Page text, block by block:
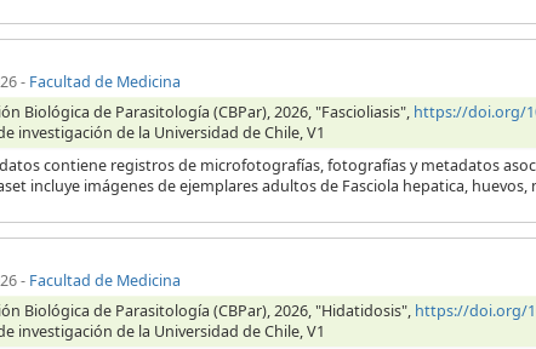
- Facultad de Medicina
Biológica de Parasitología (CBPar), 2026, "Fascioliasis", https://doi.org/
investigación de la Universidad de Chile, V1
contiene registros de microfotografías, fotografías y metadatos
incluye imágenes de ejemplares adultos de Fasciola hepatica,
- Facultad de Medicina
Biológica de Parasitología (CBPar), 2026, "Hidatidosis", https://doi.org/
investigación de la Universidad de Chile, V1